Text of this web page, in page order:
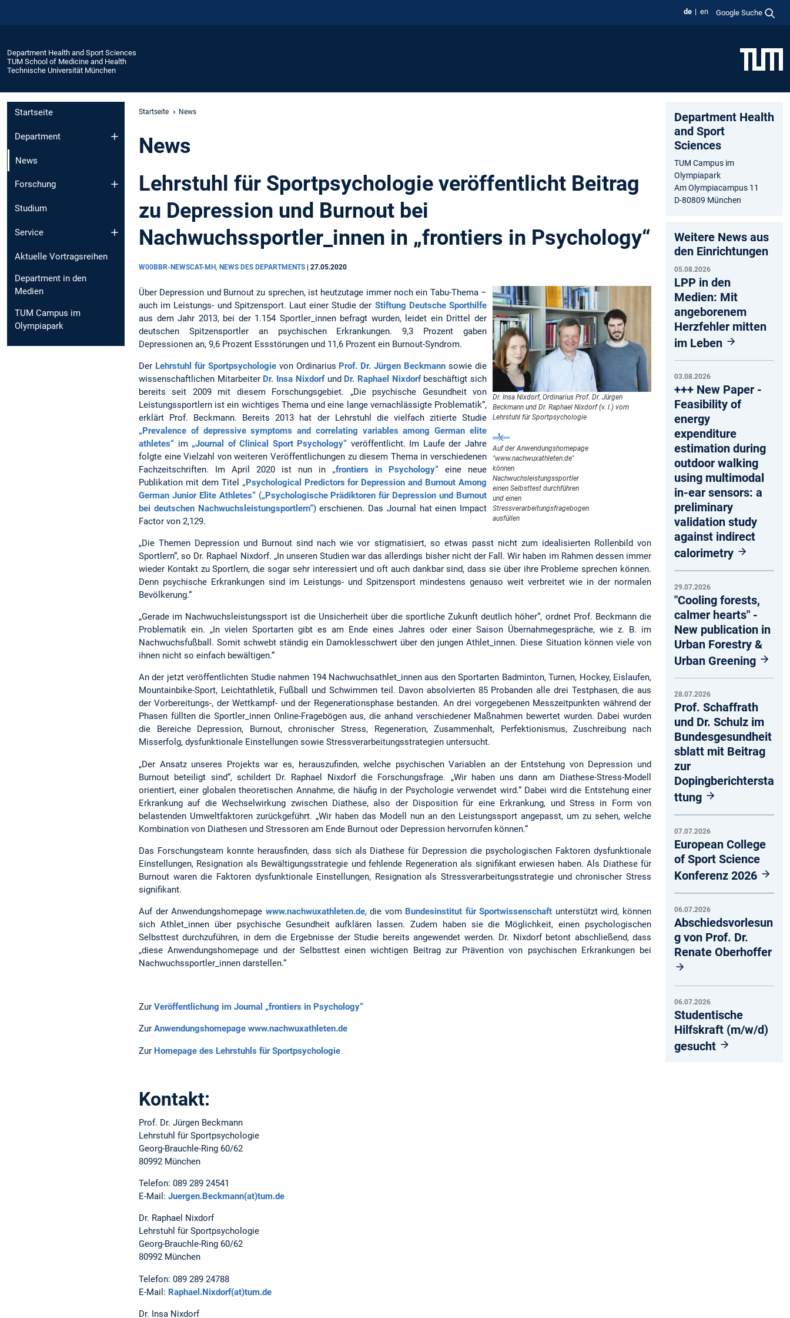
de en Google Suche
Department Health and Sport Sciences
TUM School of Medicine and Health
Technische Universität München
Startseite
Department
News
Forschung
Studium
Service
Aktuelle Vortragsreihen
Department in den
Medien
TUM Campus im
Olympiapark
Startseite News
News
Lehrstuhl für Sportpsychologie veröffentlicht Beitrag
zu Depression und Burnout bei
Nachwuchssportler_innen in „frontiers in Psychology“
W00BBR-NEWSCAT-MH, NEWS DES DEPARTMENTS | 27.05.2020
Dr. Insa Nixdorf, Ordinarius Prof. Dr. Jürgen
Beckmann und Dr. Raphael Nixdorf (v. l.) vom
Lehrstuhl für Sportpsychologie
Auf der Anwendungshomepage
"www.nachwuxathleten.de"
können
Nachwuchsleistungssportler
einen Selbsttest durchführen
und einen
Stressverarbeitungsfragebogen
ausfüllen
Über Depression und Burnout zu sprechen, ist heutzutage immer noch ein Tabu-Thema –
auch im Leistungs- und Spitzensport. Laut einer Studie der Stiftung Deutsche Sporthilfe
aus dem Jahr 2013, bei der 1.154 Sportler_innen befragt wurden, leidet ein Drittel der
deutschen Spitzensportler an psychischen Erkrankungen. 9,3 Prozent gaben
Depressionen an, 9,6 Prozent Essstörungen und 11,6 Prozent ein Burnout-Syndrom.
Der Lehrstuhl für Sportpsychologievon Ordinarius Prof. Dr. Jürgen Beckmann sowie die
wissenschaftlichen Mitarbeiter Dr. Insa Nixdorfund Dr. Raphael Nixdorfbeschäftigt sich
bereits seit 2009 mit diesem Forschungsgebiet. „Die psychische Gesundheit von
Leistungssportlern ist ein wichtiges Thema und eine lange vernachlässigte Problematik“,
erklärt Prof. Beckmann. Bereits 2013 hat der Lehrstuhl die vielfach zitierte Studie
„Prevalence of depressive symptoms and correlating variables among German elite
athletes“ im „Journal of Clinical Sport Psychology“ veröffentlicht. Im Laufe der Jahre
folgte eine Vielzahl von weiteren Veröffentlichungen zu diesem Thema in verschiedenen
Fachzeitschriften. Im April 2020 ist nun in „frontiers in Psychology“ eine neue
Publikation mit dem Titel „Psychological Predictors for Depression and Burnout Among
German Junior Elite Athletes“ („Psychologische Prädiktoren für Depression und Burnout
bei deutschen Nachwuchsleistungsportlern“)erschienen. Das Journal hat einen Impact
Factor von 2,129.
„Die Themen Depression und Burnout sind nach wie vor stigmatisiert, so etwas passt nicht zum idealisierten Rollenbild von
Sportlern“, so Dr. Raphael Nixdorf. „In unseren Studien war das allerdings bisher nicht der Fall. Wir haben im Rahmen dessen immer
wieder Kontakt zu Sportlern, die sogar sehr interessiert und oft auch dankbar sind, dass sie über ihre Probleme sprechen können.
Denn psychische Erkrankungen sind im Leistungs- und Spitzensport mindestens genauso weit verbreitet wie in der normalen
Bevölkerung.“
„Gerade im Nachwuchsleistungssport ist die Unsicherheit über die sportliche Zukunft deutlich höher“, ordnet Prof. Beckmann die
Problematik ein. „In vielen Sportarten gibt es am Ende eines Jahres oder einer Saison Übernahmegespräche, wie z. B. im
Nachwuchsfußball. Somit schwebt ständig ein Damoklesschwert über den jungen Athlet_innen. Diese Situation können viele von
ihnen nicht so einfach bewältigen.“
An der jetzt veröffentlichten Studie nahmen 194 Nachwuchsathlet_innen aus den Sportarten Badminton, Turnen, Hockey, Eislaufen,
Mountainbike-Sport, Leichtathletik, Fußball und Schwimmen teil. Davon absolvierten 85 Probanden alle drei Testphasen, die aus
der Vorbereitungs-, der Wettkampf- und der Regenerationsphase bestanden. An drei vorgegebenen Messzeitpunkten während der
Phasen füllten die Sportler_innen Online-Fragebögen aus, die anhand verschiedener Maßnahmen bewertet wurden. Dabei wurden
die Bereiche Depression, Burnout, chronischer Stress, Regeneration, Zusammenhalt, Perfektionismus, Zuschreibung nach
Misserfolg, dysfunktionale Einstellungen sowie Stressverarbeitungsstrategien untersucht.
„Der Ansatz unseres Projekts war es, herauszufinden, welche psychischen Variablen an der Entstehung von Depression und
Burnout beteiligt sind“, schildert Dr. Raphael Nixdorf die Forschungsfrage. „Wir haben uns dann am Diathese-Stress-Modell
orientiert, einer globalen theoretischen Annahme, die häufig in der Psychologie verwendet wird.“ Dabei wird die Entstehung einer
Erkrankung auf die Wechselwirkung zwischen Diathese, also der Disposition für eine Erkrankung, und Stress in Form von
belastenden Umweltfaktoren zurückgeführt. „Wir haben das Modell nun an den Leistungssport angepasst, um zu sehen, welche
Kombination von Diathesen und Stressoren am Ende Burnout oder Depression hervorrufen können.“
Das Forschungsteam konnte herausfinden, dass sich als Diathese für Depression die psychologischen Faktoren dysfunktionale
Einstellungen, Resignation als Bewältigungsstrategie und fehlende Regeneration als signifikant erwiesen haben. Als Diathese für
Burnout waren die Faktoren dysfunktionale Einstellungen, Resignation als Stressverarbeitungsstrategie und chronischer Stress
signifikant.
Auf der Anwendungshomepage www.nachwuxathleten.de, die vom Bundesinstitut für Sportwissenschaft unterstützt wird, können
sich Athlet_innen über psychische Gesundheit aufklären lassen. Zudem haben sie die Möglichkeit, einen psychologischen
Selbsttest durchzuführen, in dem die Ergebnisse der Studie bereits angewendet werden. Dr. Nixdorf betont abschließend, dass
„diese Anwendungshomepage und der Selbsttest einen wichtigen Beitrag zur Prävention von psychischen Erkrankungen bei
Nachwuchssportler_innen darstellen.“
Zur Veröffentlichung im Journal „frontiers in Psychology“
Zur Anwendungshomepage www.nachwuxathleten.de
Zur Homepage des Lehrstuhls für Sportpsychologie
Kontakt:
Prof. Dr. Jürgen Beckmann
Lehrstuhl für Sportpsychologie
Georg-Brauchle-Ring 60/62
80992 München
Telefon: 089 289 24541
E-Mail: Juergen.Beckmann(at)tum.de
Dr. Raphael Nixdorf
Lehrstuhl für Sportpsychologie
Georg-Brauchle-Ring 60/62
80992 München
Telefon: 089 289 24788
E-Mail: Raphael.Nixdorf(at)tum.de
Dr. Insa Nixdorf
Department Health
and Sport
Sciences
TUM Campus im
Olympiapark
Am Olympiacampus 11
D-80809 München
Weitere News aus
den Einrichtungen
05.08.2026
LPP in den
Medien: Mit
angeborenem
Herzfehler mitten
im Leben
03.08.2026
+++ New Paper -
Feasibility of
energy
expenditure
estimation during
outdoor walking
using multimodal
in-ear sensors: a
preliminary
validation study
against indirect
calorimetry
29.07.2026
"Cooling forests,
calmer hearts" -
New publication in
Urban Forestry &
Urban Greening
28.07.2026
Prof. Schaffrath
und Dr. Schulz im
Bundesgesundheit
sblatt mit Beitrag
zur
Dopingberichtersta
ttung
07.07.2026
European College
of Sport Science
Konferenz 2026
06.07.2026
Abschiedsvorlesun
g von Prof. Dr.
Renate Oberhoffer
06.07.2026
Studentische
Hilfskraft (m/w/d)
gesucht